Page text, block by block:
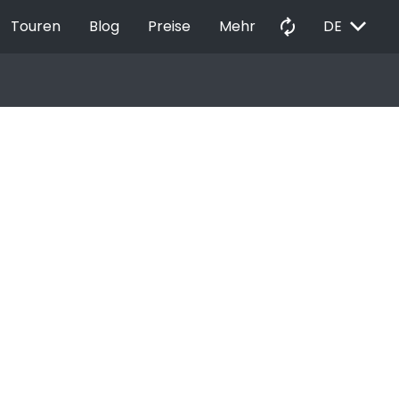
Touren Blog Preise Mehr autorenew DE EXPAND_MORE